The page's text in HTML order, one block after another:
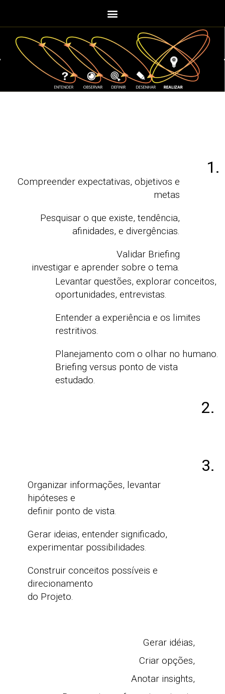
1.
Compreender expectativas, objetivos e
metas
Pesquisar o que existe, tendência,
afinidades, e divergências.
Validar Briefing
investigar e aprender sobre o tema.
Levantar questões, explorar conceitos,
oportunidades, entrevistas.
Entender a experiência e os limites
restritivos.
Planejamento com o olhar no humano.
Briefing versus ponto de vista
estudado.
2.
3.
Organizar informações, levantar
hipóteses e
definir ponto de vista.
Gerar ideias, entender significado,
experimentar possibilidades.
Construir conceitos possíveis e
direcionamento
do Projeto.
Gerar idéias,
Criar opções,
Anotar insights,